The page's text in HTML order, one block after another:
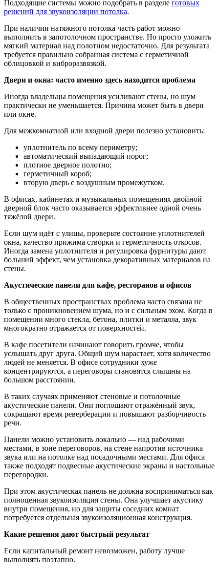
Подходящие системы можно подобрать в разделе готовых
решений для звукоизоляции потолка.
При наличии натяжного потолка часть работ можно
выполнить в запотолочном пространстве. Но просто уложить
мягкий материал над полотном недостаточно. Для результата
требуется правильно собранная система с герметичной
облицовкой и виброразвязкой.
Двери и окна: часто именно здесь находится проблема
Иногда владельцы помещения усиливают стены, но шум
практически не уменьшается. Причина может быть в двери
или окне.
Для межкомнатной или входной двери полезно установить:
уплотнитель по всему периметру;
автоматический выпадающий порог;
плотное дверное полотно;
герметичный короб;
вторую дверь с воздушным промежутком.
В офисах, кабинетах и музыкальных помещениях двойной
дверной блок часто оказывается эффективнее одной очень
тяжёлой двери.
Если шум идёт с улицы, проверьте состояние уплотнителей
окна, качество прижима створки и герметичность откосов.
Иногда замена уплотнителя и регулировка фурнитуры дают
больший эффект, чем установка декоративных материалов на
стены.
Акустические панели для кафе, ресторанов и офисов
В общественных пространствах проблема часто связана не
только с проникновением шума, но и с сильным эхом. Когда в
помещении много стекла, бетона, плитки и металла, звук
многократно отражается от поверхностей.
В кафе посетители начинают говорить громче, чтобы
услышать друг друга. Общий шум нарастает, хотя количество
людей не меняется. В офисе сотрудники хуже
концентрируются, а переговоры становятся слышны на
большом расстоянии.
В таких случаях применяют стеновые и потолочные
акустические панели. Они поглощают отражённый звук,
сокращают время реверберации и повышают разборчивость
речи.
Панели можно установить локально — над рабочими
местами, в зоне переговоров, на стене напротив источника
звука или на потолке над посадочными местами. Для офиса
также подходят подвесные акустические экраны и настольные
перегородки.
При этом акустическая панель не должна восприниматься как
полноценная звукоизоляция стены. Она улучшает акустику
внутри помещения, но для защиты соседних комнат
потребуется отдельная звукоизоляционная конструкция.
Какие решения дают быстрый результат
Если капитальный ремонт невозможен, работу лучше
выполнять поэтапно.